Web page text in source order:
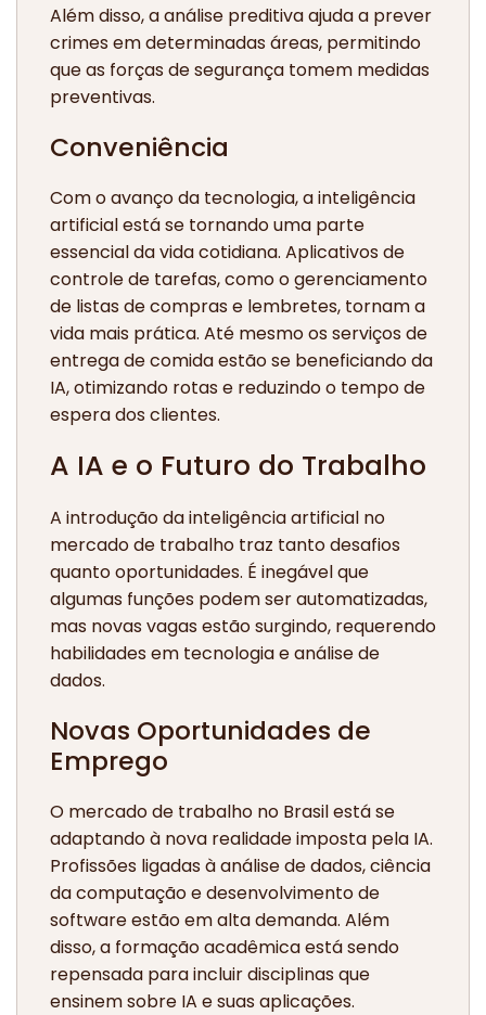
Além disso, a análise preditiva ajuda a prever
crimes em determinadas áreas, permitindo
que as forças de segurança tomem medidas
preventivas.
Conveniência
Com o avanço da tecnologia, a inteligência
artificial está se tornando uma parte
essencial da vida cotidiana. Aplicativos de
controle de tarefas, como o gerenciamento
de listas de compras e lembretes, tornam a
vida mais prática. Até mesmo os serviços de
entrega de comida estão se beneficiando da
IA, otimizando rotas e reduzindo o tempo de
espera dos clientes.
A IA e o Futuro do Trabalho
A introdução da inteligência artificial no
mercado de trabalho traz tanto desafios
quanto oportunidades. É inegável que
algumas funções podem ser automatizadas,
mas novas vagas estão surgindo, requerendo
habilidades em tecnologia e análise de
dados.
Novas Oportunidades de
Emprego
O mercado de trabalho no Brasil está se
adaptando à nova realidade imposta pela IA.
Profissões ligadas à análise de dados, ciência
da computação e desenvolvimento de
software estão em alta demanda. Além
disso, a formação acadêmica está sendo
repensada para incluir disciplinas que
ensinem sobre IA e suas aplicações.